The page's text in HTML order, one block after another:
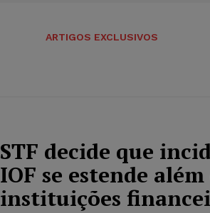
ARTIGOS EXCLUSIVOS
STF decide que
IOF se estende além
instituições